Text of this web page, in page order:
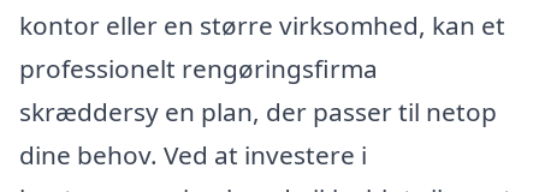
kontor eller en større virksomhed, kan et
professionelt rengøringsfirma
skræddersy en plan, der passer til netop
dine behov. Ved at investere i